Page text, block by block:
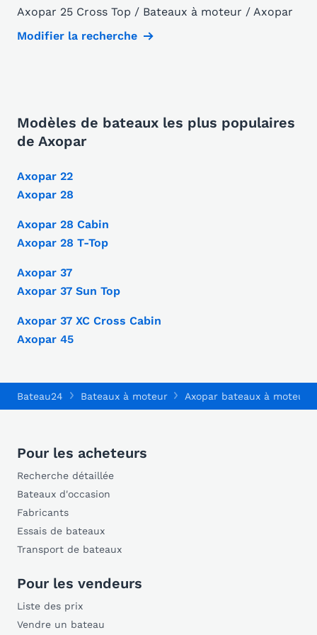
Axopar 25 Cross Top / Bateaux à moteur / Axopar
Modifier la recherche
Modèles de bateaux les plus populaires
de Axopar
Axopar 22
Axopar 28
Axopar 28 Cabin
Axopar 28 T-Top
Axopar 37
Axopar 37 Sun Top
Axopar 37 XC Cross Cabin
Axopar 45
Bateau24 Bateaux à moteur Axopar bateaux à moteur
Pour les acheteurs
Recherche détaillée
Bateaux d'occasion
Fabricants
Essais de bateaux
Transport de bateaux
Pour les vendeurs
Liste des prix
Vendre un bateau